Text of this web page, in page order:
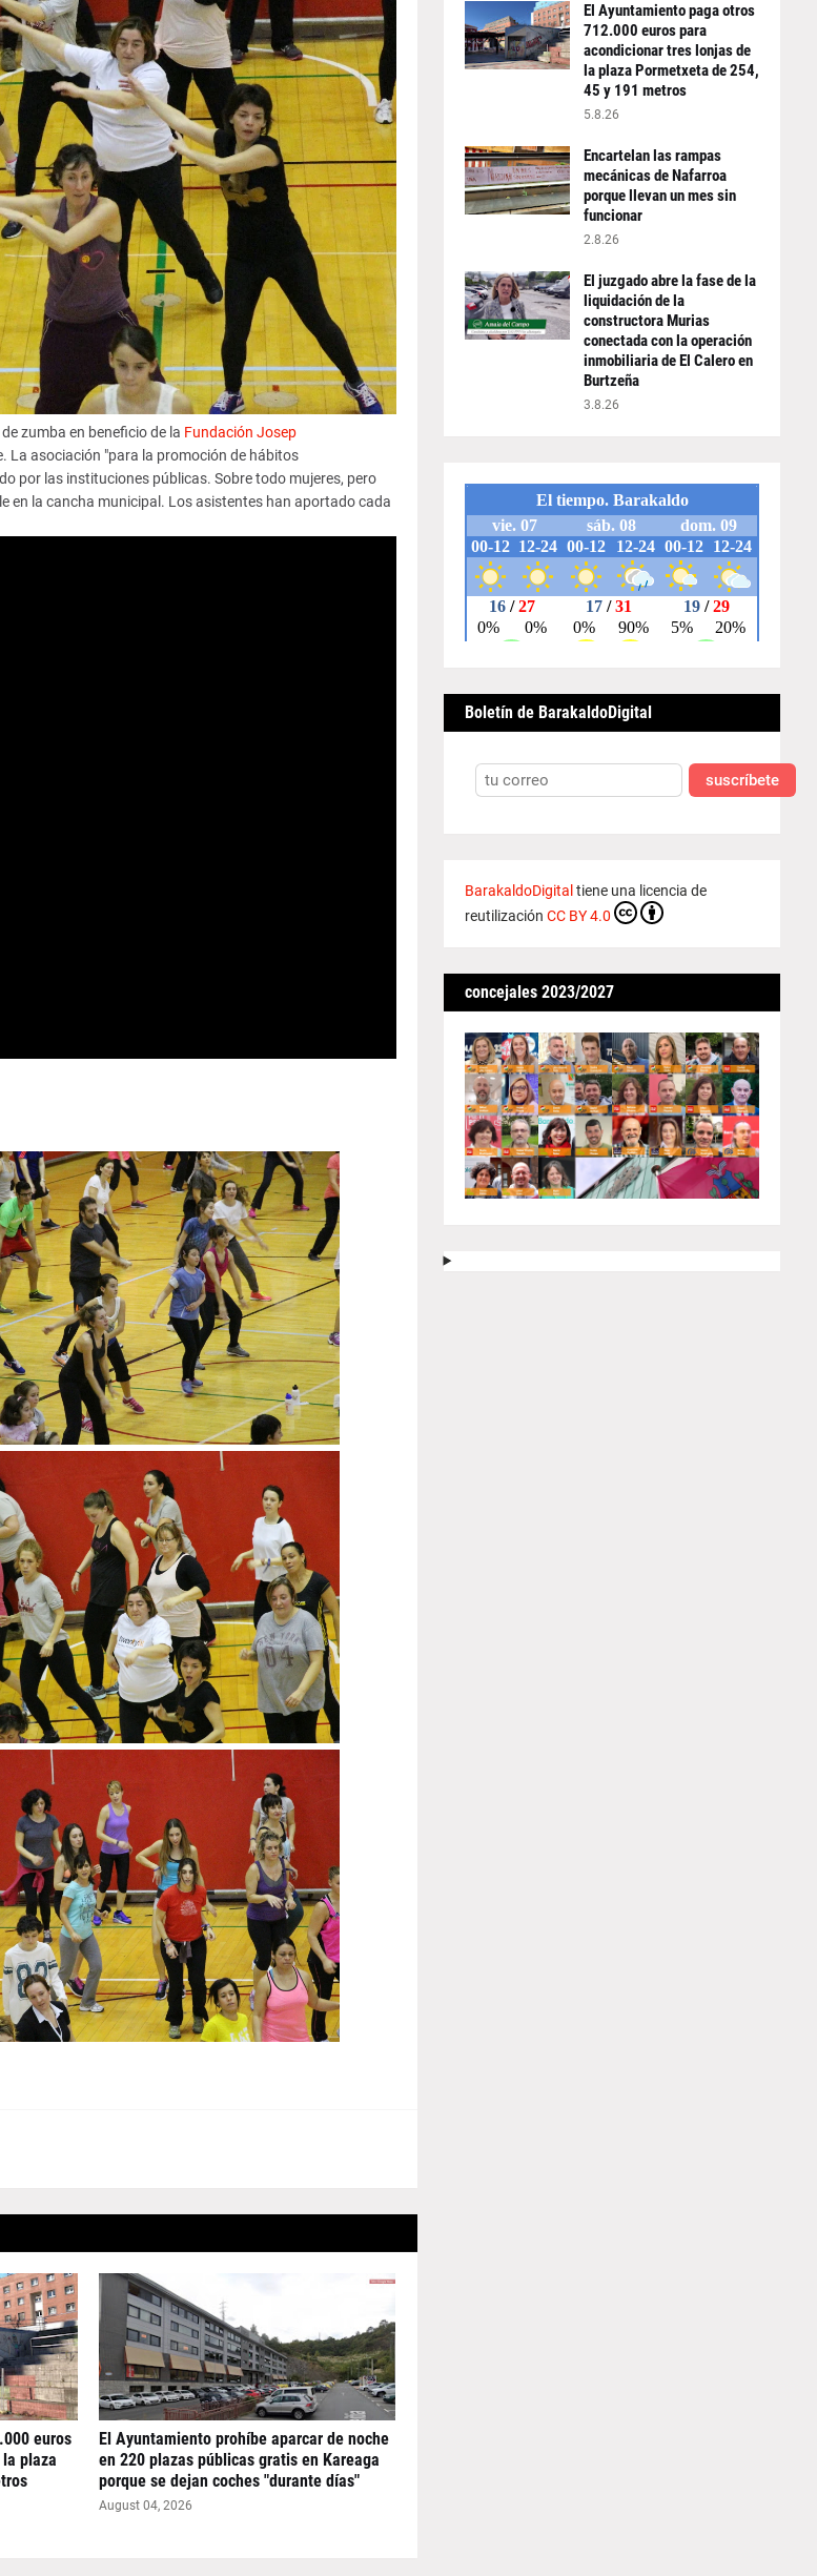
zumba en beneficio de la Fundación Josep
La asociación "para la promoción de hábitos
por las instituciones públicas. Sobre todo mujeres, pero
en la cancha municipal. Los asistentes han aportado cada
euros
plaza
El Ayuntamiento prohíbe aparcar de noche
en 220 plazas públicas gratis en Kareaga
porque se dejan coches "durante días"
August 04, 2026
El Ayuntamiento paga otros
712.000 euros para
acondicionar tres lonjas de
la plaza Pormetxeta de 254,
45 y 191 metros
5.8.26
Encartelan las rampas
mecánicas de Nafarroa
porque llevan un mes sin
funcionar
2.8.26
El juzgado abre la fase de la
liquidación de la
constructora Murias
conectada con la operación
inmobiliaria de El Calero en
Burtzeña
3.8.26
Boletín de BarakaldoDigital
suscríbete
BarakaldoDigital tiene una licencia de
reutilización CC BY 4.0
concejales 2023/2027